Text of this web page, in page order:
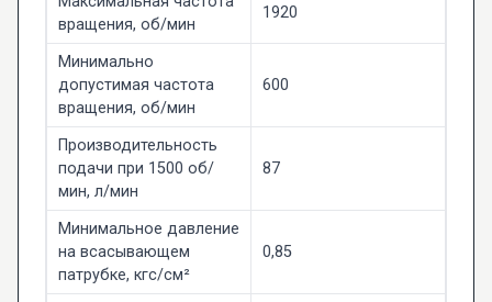
вращения, об/мин
1920
Минимально
допустимая частота
вращения, об/мин
600
Производительность
подачи при 1500 об/
мин, л/мин
87
Минимальное давление
на всасывающем
патрубке, кгс/см²
0,85